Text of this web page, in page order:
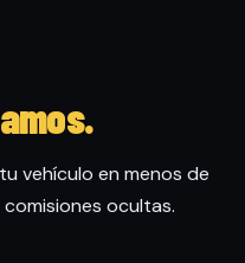
vehículo en menos de
ocultas.